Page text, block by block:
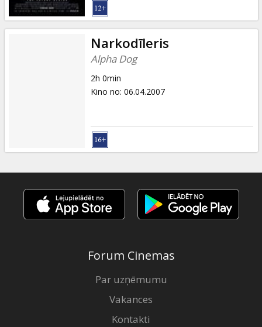
Narkodīleris
Alpha Dog
2h 0min
Kino no: 06.04.2007
Forum Cinemas
Par uzņēmumu
Vakances
Kontakti